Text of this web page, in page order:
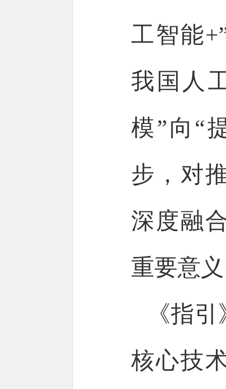
工智能
我国人
模”向“
步，对
深度融
重要意
《指
核心技